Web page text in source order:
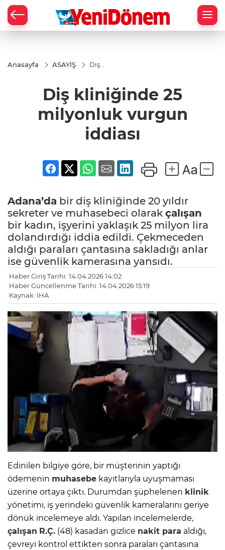
Anasayfa ASAYİŞ
Diş
milyonluk
vurgun
Diş kliniğinde 25
milyonluk vurgun
iddiası
Adana’da bir diş kliniğinde 20 yıldır
sekreter ve muhasebeci olarak çalışan
bir kadın, işyerini yaklaşık 25 milyon lira
dolandırdığı iddia edildi. Çekmeceden
aldığı paraları çantasına sakladığı anlar
ise güvenlik kamerasına yansıdı.
Haber Giriş Tarihi: 14.04.2026 14:02
Haber Güncellenme Tarihi: 14.04.2026 15:19
Kaynak: İHA
Edinilen bilgiye göre, bir müşterinin yaptığı
ödemenin muhasebe kayıtlarıyla uyuşmaması
üzerine ortaya çıktı. Durumdan şüphelenen klinik
yönetimi, iş yerindeki güvenlik kameralarını geriye
dönük incelemeye aldı. Yapılan incelemelerde,
çalışan R.Ç. (48) kasadan gizlice nakit para aldığı,
çevreyi kontrol ettikten sonra paraları çantasına